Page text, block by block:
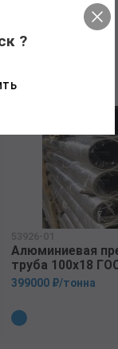
53926-01
Алюминиевая
труба 100х18
399000 ₽/тонна
?